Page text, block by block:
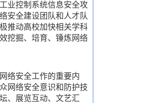
业控制系统信息安全攻
安全建设团队和人才队
推动高校加快相关学科
挖掘、培育、锤炼网络
络安全工作的重要内
网络安全意识和防护技
、展览互动、文艺汇